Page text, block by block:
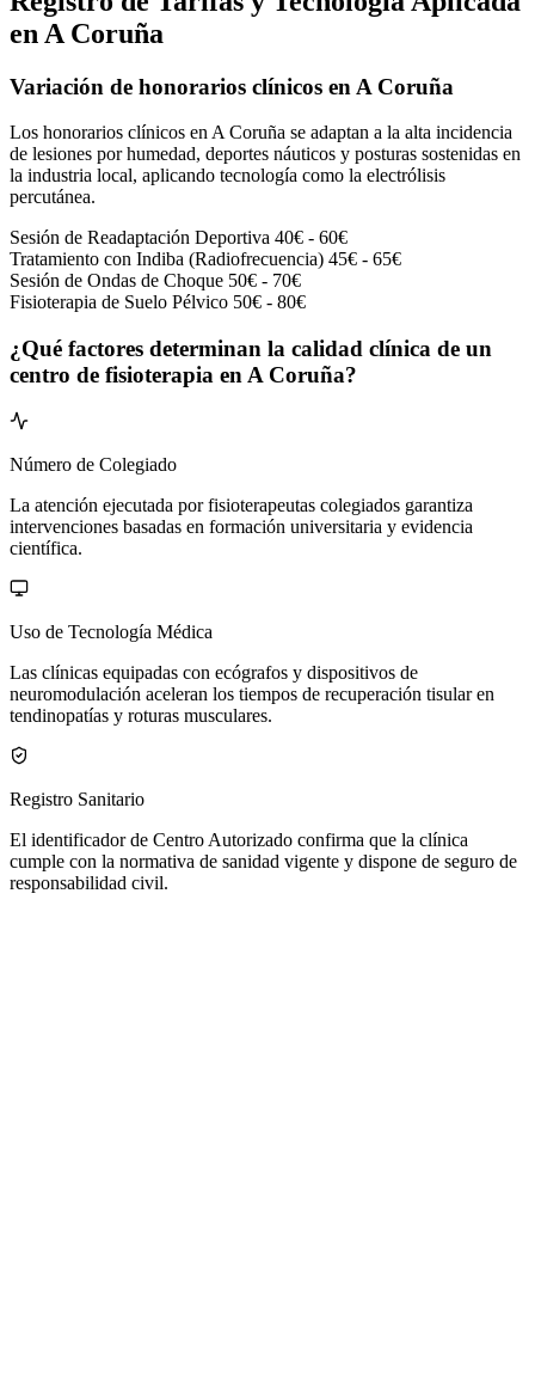
en A Coruña
Variación de honorarios clínicos en A Coruña
Los honorarios clínicos en A Coruña se adaptan a la alta incidencia
de lesiones por humedad, deportes náuticos y posturas sostenidas en
la industria local, aplicando tecnología como la electrólisis
percutánea.
Sesión de Readaptación Deportiva 40€ - 60€
Tratamiento con Indiba (Radiofrecuencia) 45€ - 65€
Sesión de Ondas de Choque 50€ - 70€
Fisioterapia de Suelo Pélvico 50€ - 80€
¿Qué factores determinan la calidad clínica de un
centro de fisioterapia en A Coruña?
Número de Colegiado
La atención ejecutada por fisioterapeutas colegiados garantiza
intervenciones basadas en formación universitaria y evidencia
científica.
Uso de Tecnología Médica
Las clínicas equipadas con ecógrafos y dispositivos de
neuromodulación aceleran los tiempos de recuperación tisular en
tendinopatías y roturas musculares.
Registro Sanitario
El identificador de Centro Autorizado confirma que la clínica
cumple con la normativa de sanidad vigente y dispone de seguro de
responsabilidad civil.